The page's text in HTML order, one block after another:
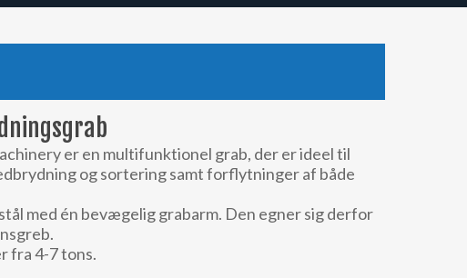
er en multifunktionel grab, der er ideel til
og sortering samt forflytninger af både
med én bevægelig grabarm. Den egner sig derfor
fra 4-7 tons.